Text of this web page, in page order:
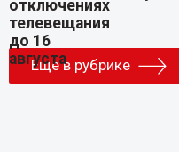
Еще в рубрике